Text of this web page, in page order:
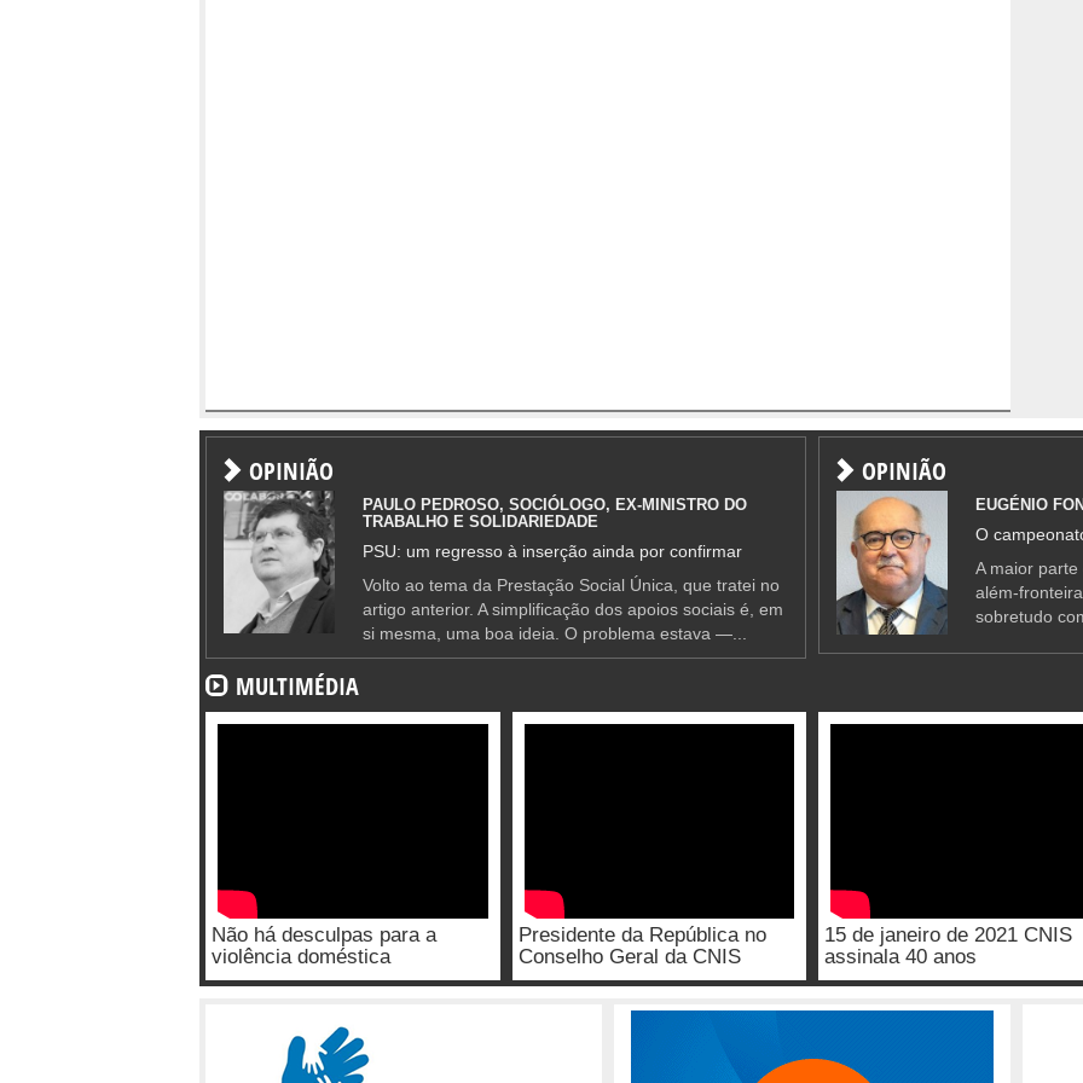
OPINIÃO
PAULO PEDROSO, SOCIÓLOGO, EX-MINISTRO DO
TRABALHO E SOLIDARIEDADE
PSU: um regresso à inserção ainda por confirmar
Volto ao tema da Prestação Social Única, que tratei no
artigo anterior. A simplificação dos apoios sociais é, em
si mesma, uma boa ideia. O problema estava —...
OPINIÃO
EUGÉNIO
O
A maior
além-
sobretudo
MULTIMÉDIA
Não há desculpas para a
violência doméstica
Presidente da República no
Conselho Geral da CNIS
15 de janeiro de 2021 CNIS
assinala 40 anos